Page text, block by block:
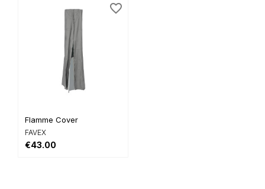
Flamme Cover
FAVEX
€43.00
favorite_border